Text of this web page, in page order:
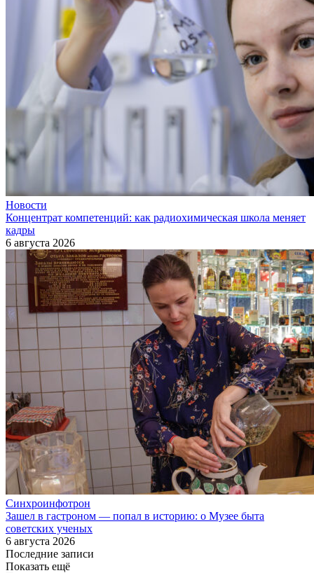
Новости
Концентрат компетенций: как радиохимическая школа меняет
кадры
6 августа 2026
Синхроинфотрон
Зашел в гастроном — попал в историю: о Музее быта
советских ученых
6 августа 2026
Последние записи
Показать ещё